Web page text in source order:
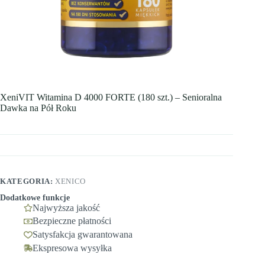
XeniVIT Witamina D 4000 FORTE (180 szt.) – Senioralna
Dawka na Pół Roku
KATEGORIA: XENICO
Dodatkowe funkcje
Najwyższa jakość
Bezpieczne płatności
Satysfakcja gwarantowana
Ekspresowa wysyłka